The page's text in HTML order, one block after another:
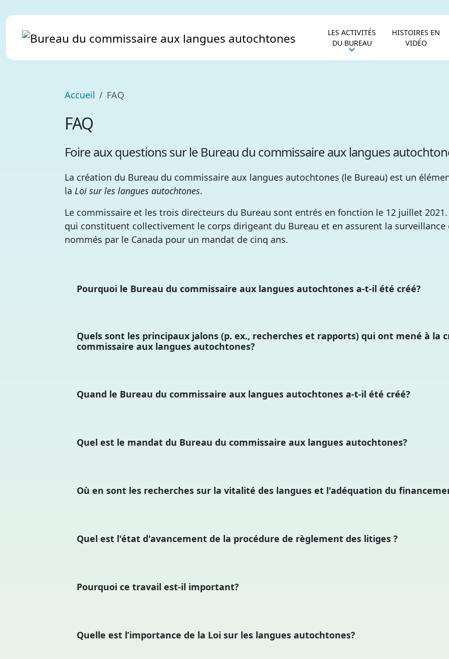
LES ACTIVITÉS
DU BUREAU
HISTOIRES EN
VIDÉO
Accueil FAQ
FAQ
Foire aux questions sur le Bureau du commissaire aux langues
La création du Bureau du commissaire aux langues autochtones (le Bureau) est un
la Loi sur les langues autochtones.
Le commissaire et les trois directeurs du Bureau sont entrés en fonction le 12 juillet
qui constituent collectivement le corps dirigeant du Bureau et en assurent la
nommés par le Canada pour un mandat de cinq ans.
Pourquoi le Bureau du commissaire aux langues autochtones a-t-il été créé?
Quels sont les principaux jalons (p. ex., recherches et rapports) qui ont mené à la
commissaire aux langues autochtones?
Quand le Bureau du commissaire aux langues autochtones a-t-il été créé?
Quel est le mandat du Bureau du commissaire aux langues autochtones?
Où en sont les recherches sur la vitalité des langues et l'adéquation du
Quel est l'état d'avancement de la procédure de règlement des litiges ?
Pourquoi ce travail est-il important?
Quelle est l’importance de la Loi sur les langues autochtones?